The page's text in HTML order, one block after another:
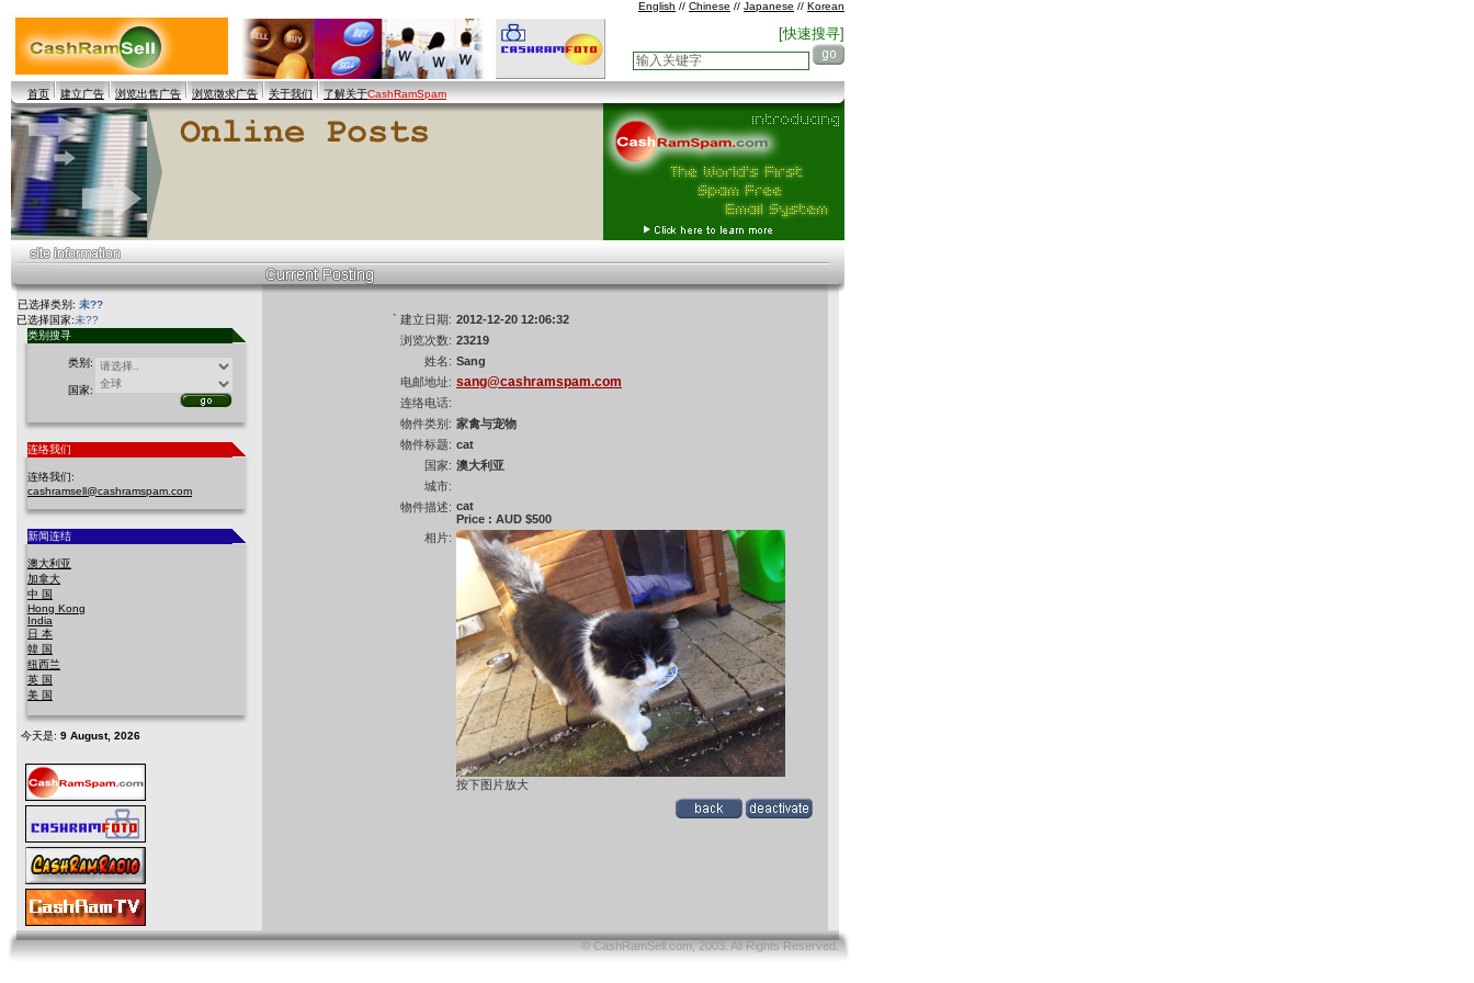
English // Chinese // Japanese // Korean
[快速搜寻]
首页 建立广告 浏览出售广告 浏览徵求广告 关于我们 了解关于CashRamSpam
已选择类别: 未??
已选择国家:未??
类别搜寻
类别:
国家:
连络我们
连络我们:
cashramsell@cashramspam.com
新闻连结
澳大利亚
加拿大
中 国
Hong Kong
India
日 本
韓 国
纽西兰
英 国
美 国
今天是: 9 August, 2026
` 建立日期: 2012-12-20 12:06:32
浏览次数: 23219
姓名: Sang
电邮地址: sang@cashramspam.com
连络电话:
物件类别: 家禽与宠物
物件标题: cat
国家: 澳大利亚
城市:
物件描述: cat
Price : AUD $500
相片:
按下图片放大
© CashRamSell.com, 2003. All Rights Reserved.